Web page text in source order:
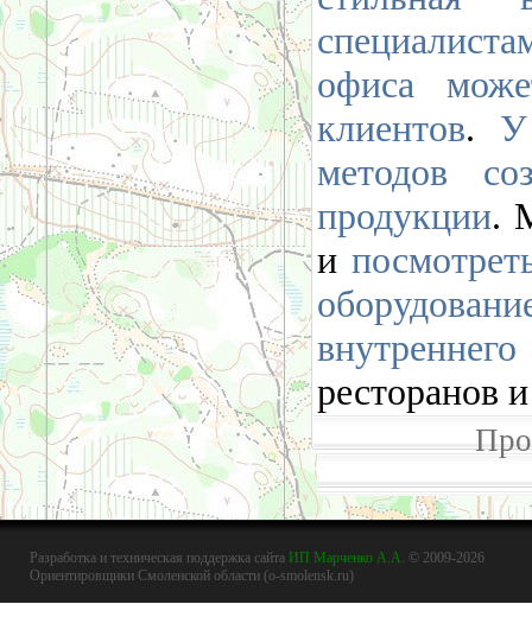
офиса
клиентов. У
методов
продукции.
и
ресторанов
Разработка и техническая поддержка сайта ИП Марченко А.А. © 2009-2026
Ориентировщики Смоленской области (o-smolensk.ru)